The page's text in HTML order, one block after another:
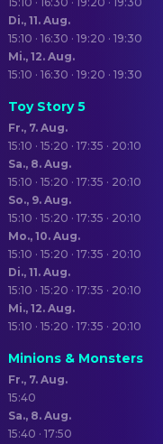
Di., 11. Aug.
15:10 · 16:30 · 19:20 · 19:30
Mi., 12. Aug.
15:10 · 16:30 · 19:20 · 19:30
Toy Story 5
Fr., 7. Aug.
15:10 · 15:20 · 17:35 · 20:10
Sa., 8. Aug.
15:10 · 15:20 · 17:35 · 20:10
So., 9. Aug.
15:10 · 15:20 · 17:35 · 20:10
Mo., 10. Aug.
15:10 · 15:20 · 17:35 · 20:10
Di., 11. Aug.
15:10 · 15:20 · 17:35 · 20:10
Mi., 12. Aug.
15:10 · 15:20 · 17:35 · 20:10
Minions & Monsters
Fr., 7. Aug.
15:40
Sa., 8. Aug.
15:40 · 17:50